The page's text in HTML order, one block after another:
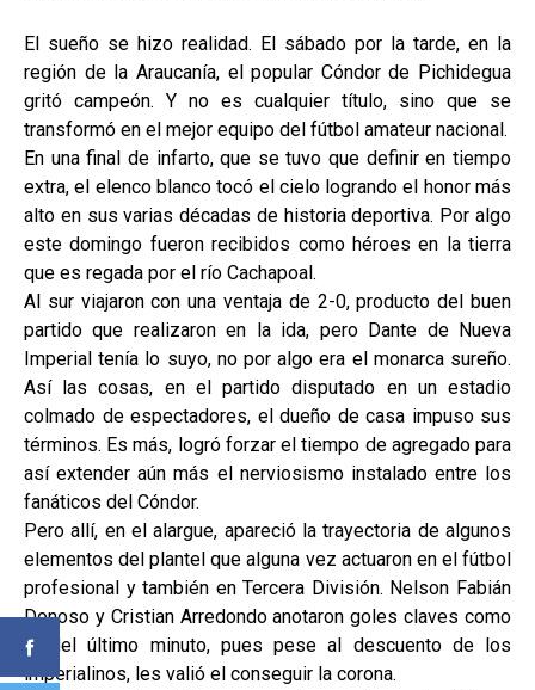
El sueño se hizo realidad. El sábado por la tarde, en la
región de la Araucanía, el popular Cóndor de Pichidegua
gritó campeón. Y no es cualquier título, sino que se
transformó en el mejor equipo del fútbol amateur nacional.
En una final de infarto, que se tuvo que definir en tiempo
extra, el elenco blanco tocó el cielo logrando el honor más
alto en sus varias décadas de historia deportiva. Por algo
este domingo fueron recibidos como héroes en la tierra
que es regada por el río Cachapoal.
Al sur viajaron con una ventaja de 2-0, producto del buen
partido que realizaron en la ida, pero Dante de Nueva
Imperial tenía lo suyo, no por algo era el monarca sureño.
Así las cosas, en el partido disputado en un estadio
colmado de espectadores, el dueño de casa impuso sus
términos. Es más, logró forzar el tiempo de agregado para
así extender aún más el nerviosismo instalado entre los
fanáticos del Cóndor.
Pero allí, en el alargue, apareció la trayectoria de algunos
elementos del plantel que alguna vez actuaron en el fútbol
profesional y también en Tercera División. Nelson Fabián
Donoso y Cristian Arredondo anotaron goles claves como
el del último minuto, pues pese al descuento de los
imperialinos, les valió el conseguir la corona.